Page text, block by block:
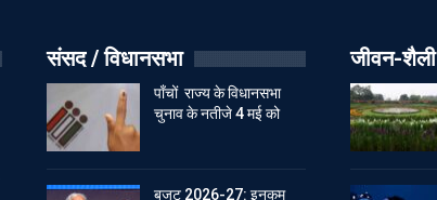
संसद / विधानसभा
पाँचों राज्य के विधानसभा
चुनाव के नतीजे 4 मई को
बजट 2026-27: इनकम
जीवन-शैली